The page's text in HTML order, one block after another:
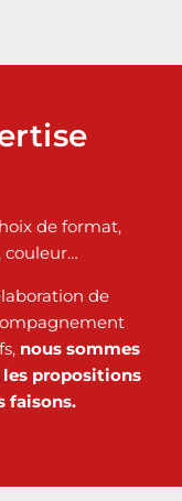
de format,
couleur…
de
nous sommes
propositions
faisons.